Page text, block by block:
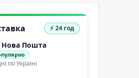
⚡ 24 год
Нова Пошта
по Україні